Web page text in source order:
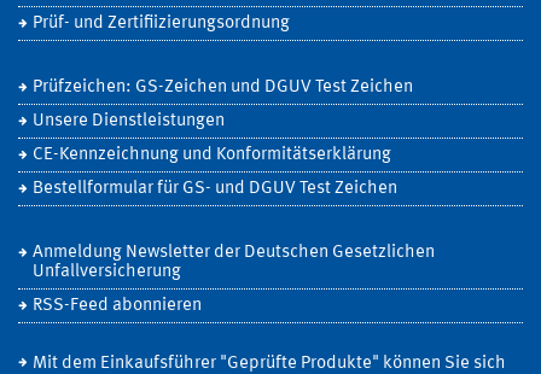
Prüf- und Zertifiizierungsordnung
Prüfzeichen: GS-Zeichen und DGUV Test Zeichen
Unsere Dienstleistungen
CE-Kennzeichnung und Konformitätserklärung
Bestellformular für GS- und DGUV Test Zeichen
Anmeldung Newsletter der Deutschen Gesetzlichen
Unfallversicherung
RSS-Feed abonnieren
Mit dem Einkaufsführer "Geprüfte Produkte" können Sie sich